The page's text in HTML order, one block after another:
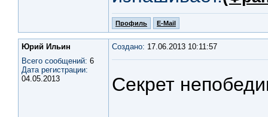
Профиль E-Mail
Юрий Ильин
Всего сообщений: 6
Дата регистрации:
04.05.2013
Создано: 17.06.2013 10:11:57
Секрет